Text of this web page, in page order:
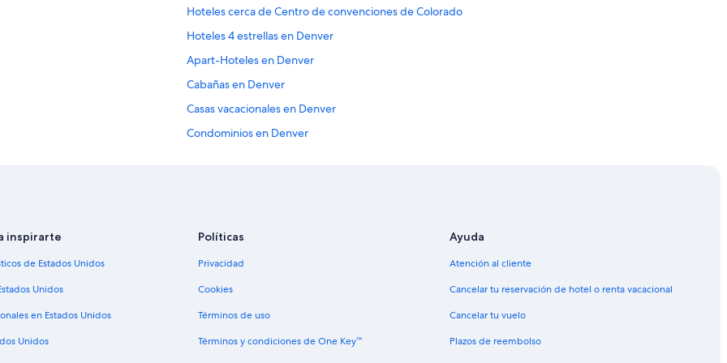
Hoteles cerca de Centro de convenciones de Colorado
Hoteles 4 estrellas en Denver
Apart-Hoteles en Denver
Cabañas en Denver
Casas vacacionales en Denver
Condominios en Denver
Hoteles de ski en Denver
Hoteles con cocina en Denver
inspirarte
de Estados Unidos
Unidos
en Estados Unidos
Unidos
Políticas
Privacidad
Cookies
Términos de uso
Términos y condiciones de One Key™
Ayuda
Atención al cliente
Cancelar tu reservación de hotel o renta vacacional
Cancelar tu vuelo
Plazos de reembolso